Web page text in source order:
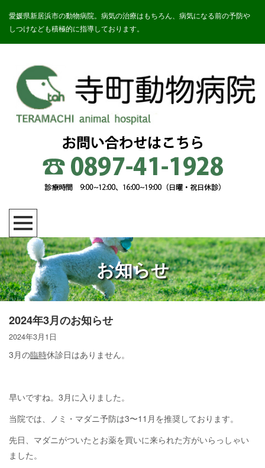
愛媛県新居浜市の動物病院。病気の治療はもちろん、病気になる前の予防や
しつけなども積極的に指導しております。
お知らせ
2024年3月のお知らせ
2024年3月1日
3月の臨時休診日はありません。
早いですね。3月に入りました。
当院では、ノミ・マダニ予防は3〜11月を推奨しております。
先日、マダニがついたとお薬を買いに来られた方がいらっしゃい
ました。